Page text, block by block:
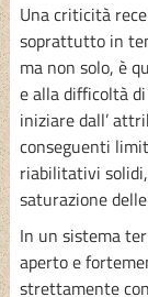
Una criticità
soprattutto in
ma non solo, è
e alla difficoltà
iniziare dall’
conseguenti
riabilitativi
saturazione
In un sistema
aperto e
strettamente